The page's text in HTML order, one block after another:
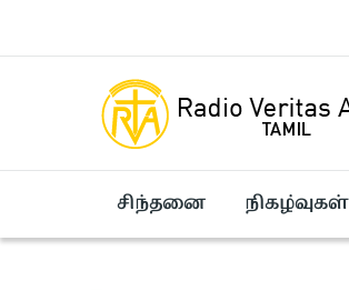
சிந்தனை நிகழ்வுகள்